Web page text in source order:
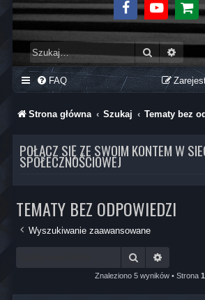
FacebookYoutube
Szukaj
FAQ
Strona główna Szukaj Tematy bez
POŁĄCZ SIĘ ZE SWOIM KONTEM W
SPOŁECZNOŚCIOWEJ
TEMATY BEZ ODPOWIEDZI
Wyszukiwanie zaawansowane
Szukaj
Znaleziono 5 wyników • Strona 1